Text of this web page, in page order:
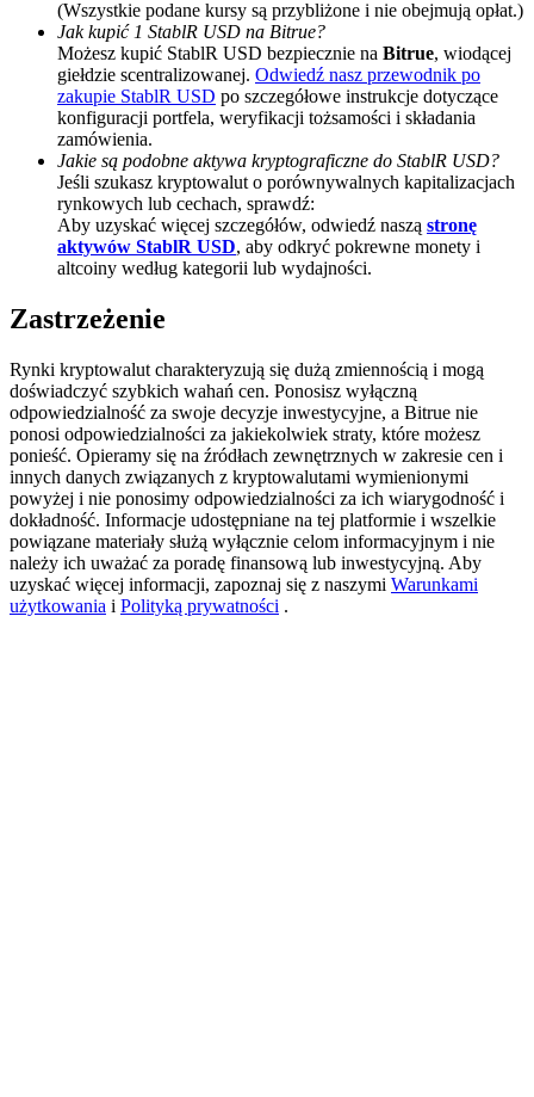
Deposit CASHCAT & Win
Share 500000 CASHCAT prize pool
Exclusive for BitMart Users
Register & Trade to Win 500,000 USDT
Precious Metals Trading Carnival
Trade Gold & Silver · 33,333 USDT Bonus
USDT New User Exclusive 10% APR
USDT Flexible Staking | Daily Rewards
(Wszystkie podane kursy są przybliżone i nie obejmują opłat.)
Jak kupić 1 StablR USD na Bitrue?
Możesz kupić StablR USD bezpiecznie na Bitrue, wiodącej
giełdzie scentralizowanej. Odwiedź nasz przewodnik po
zakupie StablR USD po szczegółowe instrukcje dotyczące
konfiguracji portfela, weryfikacji tożsamości i składania
zamówienia.
Jakie są podobne aktywa kryptograficzne do StablR USD?
Jeśli szukasz kryptowalut o porównywalnych kapitalizacjach
rynkowych lub cechach, sprawdź:
Aby uzyskać więcej szczegółów, odwiedź naszą stronę
aktywów StablR USD, aby odkryć pokrewne monety i
altcoiny według kategorii lub wydajności.
Zastrzeżenie
Rynki kryptowalut charakteryzują się dużą zmiennością i mogą
doświadczyć szybkich wahań cen. Ponosisz wyłączną
odpowiedzialność za swoje decyzje inwestycyjne, a Bitrue nie
ponosi odpowiedzialności za jakiekolwiek straty, które możesz
ponieść. Opieramy się na źródłach zewnętrznych w zakresie cen i
innych danych związanych z kryptowalutami wymienionymi
powyżej i nie ponosimy odpowiedzialności za ich wiarygodność i
dokładność. Informacje udostępniane na tej platformie i wszelkie
powiązane materiały służą wyłącznie celom informacyjnym i nie
należy ich uważać za poradę finansową lub inwestycyjną. Aby
uzyskać więcej informacji, zapoznaj się z naszymi Warunkami
użytkowania i Polityką prywatności .